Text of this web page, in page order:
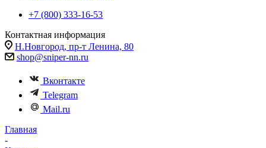
+7 (800) 333-16-53
Контактная информация
Н.Новгород, пр-т Ленина, 80
shop@sniper-nn.ru
Вконтакте
Telegram
Mail.ru
Главная
-